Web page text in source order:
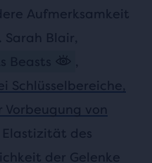
Aufmerksamkeit
Sarah Blair,
,
Schlüsselbereiche,
von
Elastizität des
der Gelenke